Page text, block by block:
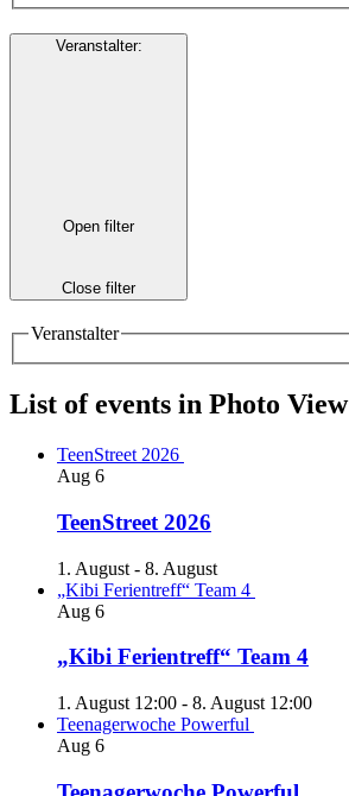
Veranstalter:
Open filter
Close filter
Veranstalter
List of events in Photo View
TeenStreet 2026
Aug 6
TeenStreet 2026
1. August - 8. August
„Kibi Ferientreff“ Team 4
Aug 6
„Kibi Ferientreff“ Team 4
1. August 12:00 - 8. August 12:00
Teenagerwoche Powerful
Aug 6